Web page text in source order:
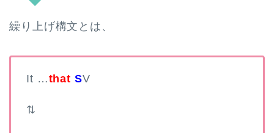
繰り上げ構文とは、
It …that SV
⇅